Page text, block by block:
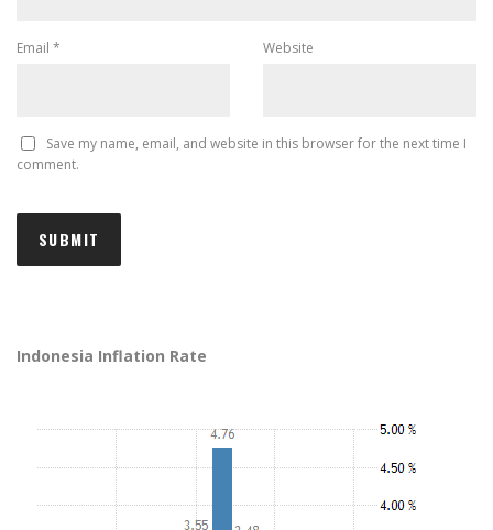
Email * Website
Save my name, email, and website in this browser for the next time I
comment.
Indonesia Inflation Rate